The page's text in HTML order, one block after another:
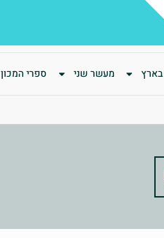
בארץ מעשר שני ספרי המכון